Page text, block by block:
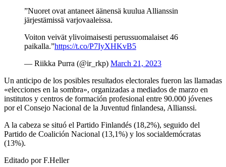
”Nuoret ovat antaneet äänensä kuulua Allianssin
järjestämissä varjovaaleissa.
Voiton veivät ylivoimaisesti perussuomalaiset 46
paikalla.”https://t.co/P7IyXHKvB5
— Riikka Purra (@ir_rkp) March 21, 2023
Un anticipo de los posibles resultados electorales fueron las llamadas
«elecciones en la sombra», organizadas a mediados de marzo en
institutos y centros de formación profesional entre 90.000 jóvenes
por el Consejo Nacional de la Juventud finlandesa, Allianssi.
A la cabeza se situó el Partido Finlandés (18,2%), seguido del
Partido de Coalición Nacional (13,1%) y los socialdemócratas
(13%).
Editado por F.Heller